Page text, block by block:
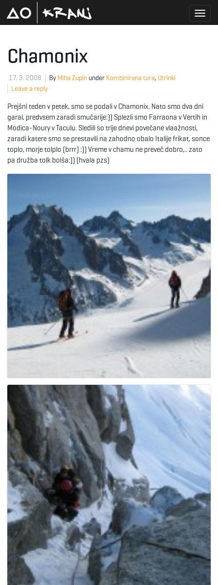
g
g
e
n
a
t
Chamonix
17. 3. 2008 By Miha Zupin under Kombinirana tura, Utrinki
Leave a reply
Prejšni teden v petek, smo se podali v Chamonix. Nato smo dva dni
garal, predvsem zaradi smučarije:)) Splezli smo Farraona v Vertih in
Modica-Noury v Taculu. Sledili so trije dnevi povečane vlaažnosti,
zaradi katere smo se prestavili na zahodno obalo Italije frikat, sonce
toplo, morje tolplo (brrr) :)) Vreme v chamu ne preveč dobro,.. zato
pa družba tolk bolša:)) (hvala pzs)